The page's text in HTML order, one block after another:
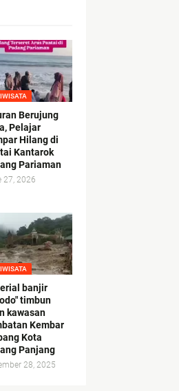
Berujung
Pelajar
Hilang di
Kantarok
Pariaman
27, 2026
banjir
timbun
kawasan
Kembar
Kota
Panjang
28, 2025